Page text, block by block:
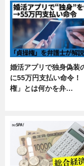
婚活アプリで独身偽装
に55万円支払い命令！
権」とは何かを弁…